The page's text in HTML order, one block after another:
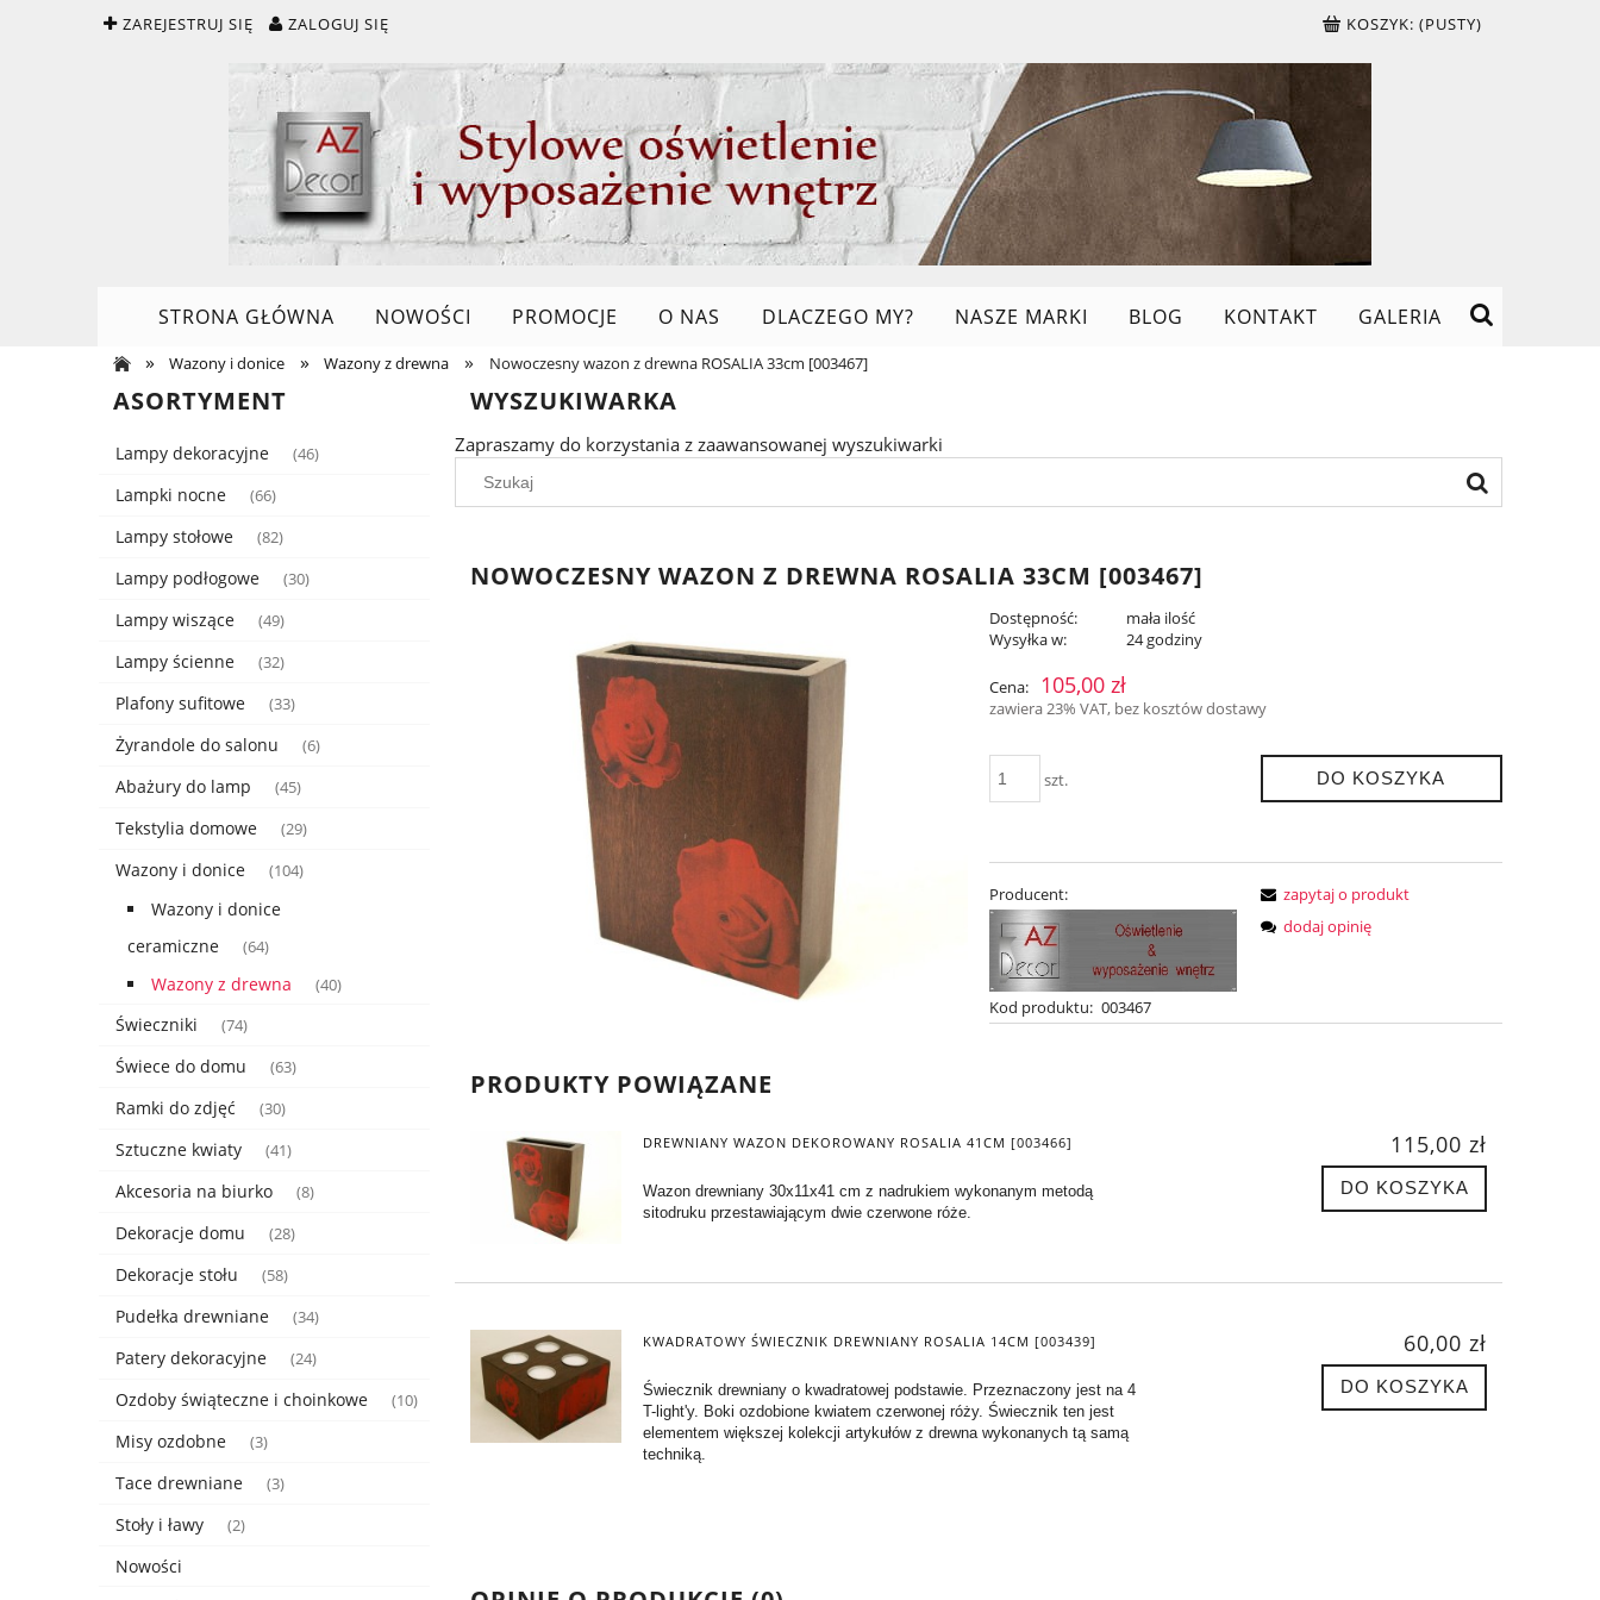
ZAREJESTRUJ SIĘ ZALOGUJ SIĘ KOSZYK: (PUSTY)
STRONA GŁÓWNA NOWOŚCI PROMOCJE O NAS DLACZEGO MY? NASZE MARKI BLOG KONTAKT GALERIA
LINKI
» Wazony i donice » Wazony z drewna » Nowoczesny wazon z drewna ROSALIA 33cm [003467]
ASORTYMENT
Lampy dekoracyjne (46)
Lampki nocne (66)
Lampy stołowe (82)
Lampy podłogowe (30)
Lampy wiszące (49)
Lampy ścienne (32)
Plafony sufitowe (33)
Żyrandole do salonu (6)
Abażury do lamp (45)
Tekstylia domowe (29)
Wazony i donice (104)
Wazony i donice
ceramiczne
(64)
Wazony z drewna (40)
Świeczniki (74)
Świece do domu (63)
Ramki do zdjęć (30)
Sztuczne kwiaty (41)
Akcesoria na biurko (8)
Dekoracje domu (28)
Dekoracje stołu (58)
Pudełka drewniane (34)
Patery dekoracyjne (24)
Ozdoby świąteczne i choinkowe (10)
Misy ozdobne (3)
Tace drewniane (3)
Stoły i ławy (2)
Nowości
WYSZUKIWARKA
Zapraszamy do korzystania z zaawansowanej wyszukiwarki
NOWOCZESNY WAZON Z DREWNA ROSALIA 33CM [003467]
Dostępność:
mała ilość
Wysyłka w:
24 godziny
Cena: 105,00 zł
zawiera 23% VAT, bez kosztów dostawy
szt. DO KOSZYKA
Producent:
Kod produktu: 003467
zapytaj o produkt
dodaj opinię
PRODUKTY POWIĄZANE
DREWNIANY WAZON DEKOROWANY ROSALIA 41CM [003466]
Wazon drewniany 30x11x41 cm z nadrukiem wykonanym metodą
sitodruku przestawiającym dwie czerwone róże.
115,00 zł
DO KOSZYKA
KWADRATOWY ŚWIECZNIK DREWNIANY ROSALIA 14CM [003439]
Świecznik drewniany o kwadratowej podstawie. Przeznaczony jest na 4
T-light'y. Boki ozdobione kwiatem czerwonej róży. Świecznik ten jest
elementem większej kolekcji artykułów z drewna wykonanych tą samą
techniką.
60,00 zł
DO KOSZYKA